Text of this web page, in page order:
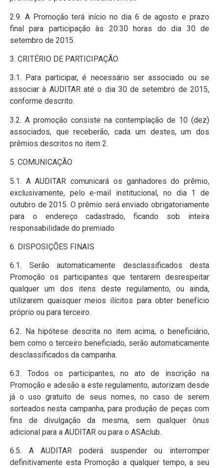
2.9. A Promoção terá início no dia 6 de agosto e prazo
final para participação às 20:30 horas do dia 30 de
setembro de 2015.
3. CRITÉRIO DE PARTICIPAÇÃO
3.1. Para participar, é necessário ser associado ou se
associar à AUDITAR até o dia 30 de setembro de 2015,
conforme descrito.
3.2. A promoção consiste na contemplação de 10 (dez)
associados, que receberão, cada um destes, um dos
prêmios descritos no item 2.
5. COMUNICAÇÃO
5.1. A AUDITAR comunicará os ganhadores do prêmio,
exclusivamente, pelo e-mail institucional, no dia 1 de
outubro de 2015. O prêmio será enviado obrigatoriamente
para o endereço cadastrado, ficando sob inteira
responsabilidade do premiado.
6. DISPOSIÇÕES FINAIS
6.1. Serão automaticamente desclassificados desta
Promoção os participantes que tentarem desrespeitar
qualquer um dos itens deste regulamento, ou ainda,
utilizarem quaisquer meios ilícitos para obter benefício
próprio ou para terceiro.
6.2. Na hipótese descrita no item acima, o beneficiário,
bem como o terceiro beneficiado, serão automaticamente
desclassificados da campanha.
6.3. Todos os participantes, no ato de inscrição na
Promoção e adesão a este regulamento, autorizam desde
já o uso gratuito de seus nomes, no caso de serem
sorteados nesta campanha, para produção de peças com
fins de divulgação da mesma, sem qualquer ônus
adicional para a AUDITAR ou para o ASAclub.
6.5. A AUDITAR poderá suspender ou interromper
definitivamente esta Promoção a qualquer tempo, a seu